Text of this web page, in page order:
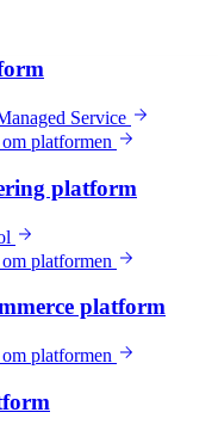
Service
platformen
platform
platformen
platform
platformen